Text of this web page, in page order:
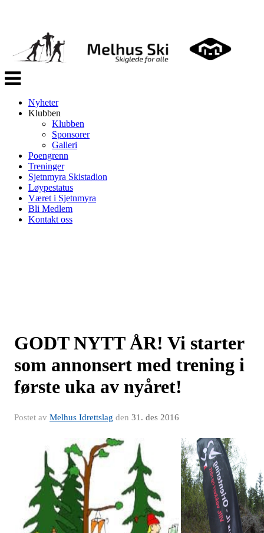
Veksle
navigasjon
Nyheter
Klubben
Klubben
Sponsorer
Galleri
Poengrenn
Treninger
Sjetnmyra Skistadion
Løypestatus
Været i Sjetnmyra
Bli Medlem
Kontakt oss
GODT NYTT ÅR! Vi starter
som annonsert med trening i
første uka av nyåret!
Postet av Melhus Idrettslag den 31. des 2016